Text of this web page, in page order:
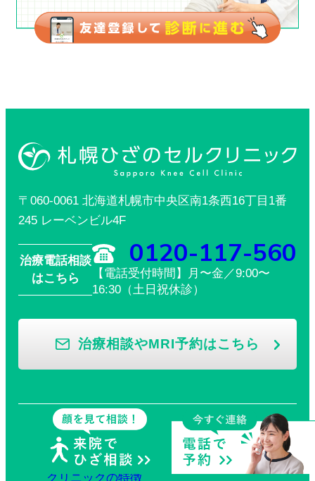
〒060-0061 北海道札幌市中央区南1条西16丁目1番
245 レーベンビル4F
治療電話相談
はこちら
0120-117-560
【電話受付時間】月〜金／9:00〜
16:30（土日祝休診）
治療相談やMRI予約はこちら
HOME
クリニックの特徴